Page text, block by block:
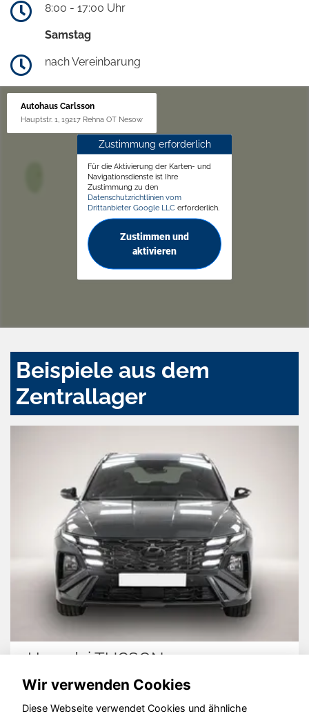
8:00 - 17:00 Uhr
Samstag
nach Vereinbarung
Autohaus Carlsson
Hauptstr. 1, 19217 Rehna OT Nesow
Zustimmung erforderlich
Für die Aktivierung der Karten- und
Navigationsdienste ist Ihre
Zustimmung zu den
Datenschutzrichtlinien vom
Drittanbieter Google LLC erforderlich.
Zustimmen und
aktivieren
Beispiele aus dem
Zentrallager
Hyundai TUCSON
Wir verwenden Cookies
Diese Webseite verwendet Cookies und ähnliche